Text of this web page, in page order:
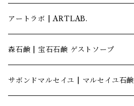
アートラボ | ARTLAB.
森石鹸 | 宝石石鹸 ゲストソープ
サボンドマルセイユ | マルセイユ石鹸